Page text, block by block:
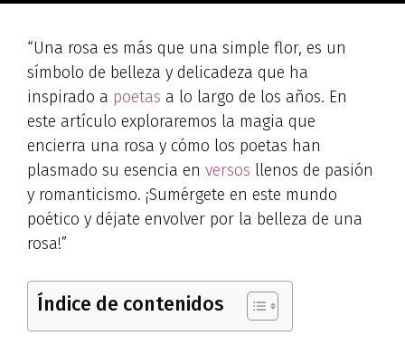
“Una rosa es más que una simple flor, es un
símbolo de belleza y delicadeza que ha
inspirado a poetas a lo largo de los años. En
este artículo exploraremos la magia que
encierra una rosa y cómo los poetas han
plasmado su esencia en versos llenos de pasión
y romanticismo. ¡Sumérgete en este mundo
poético y déjate envolver por la belleza de una
rosa!”
Índice de contenidos